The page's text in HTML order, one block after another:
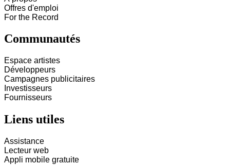
Offres d'emploi
For the Record
Communautés
Espace artistes
Développeurs
Campagnes publicitaires
Investisseurs
Fournisseurs
Liens utiles
Assistance
Lecteur web
Appli mobile gratuite